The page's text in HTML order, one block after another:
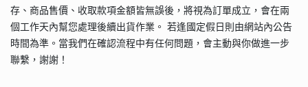
存、商品售價、收取款項金額皆無誤後，將視為訂單成立，會在兩
個工作天內幫您處理後續出貨作業。 若逢國定假日則由網站內公告
時間為準。當我們在確認流程中有任何問題，會主動與你做進一步
聯繫，謝謝！